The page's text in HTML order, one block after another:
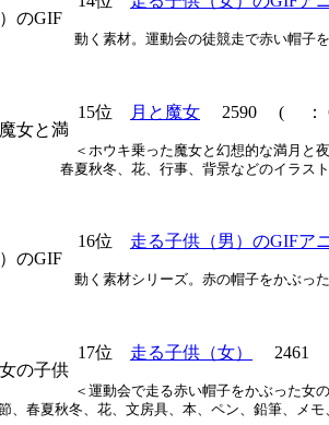
動く素材。運動会の徒競走で赤い帽子
15位 月と魔女 2590 (
＜ホウキ乗った魔女と幻想的な満月と
春夏秋冬、花、行事、背景などのイラス
16位 走る子供（男）のGIFア
動く素材シリーズ。赤の帽子をかぶっ
17位 走る子供（女） 2461
＜運動会で走る赤い帽子をかぶった女
、春夏秋冬、花、文房具、本、ペン、鉛筆、メモ